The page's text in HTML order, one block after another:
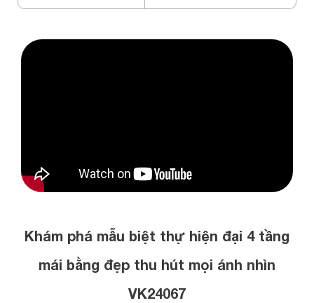
Khám phá mẫu biệt thự hiện đại 4 tầng
mái bằng đẹp thu hút mọi ánh nhìn
VK24067